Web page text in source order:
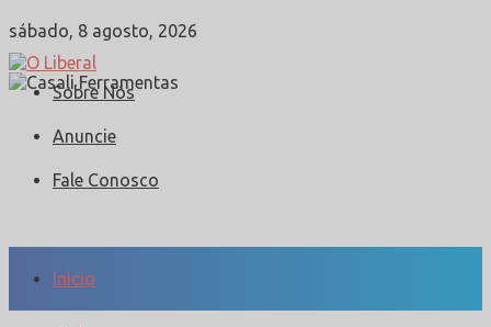
sábado, 8 agosto, 2026
Sobre Nós
Anuncie
Fale Conosco
Início